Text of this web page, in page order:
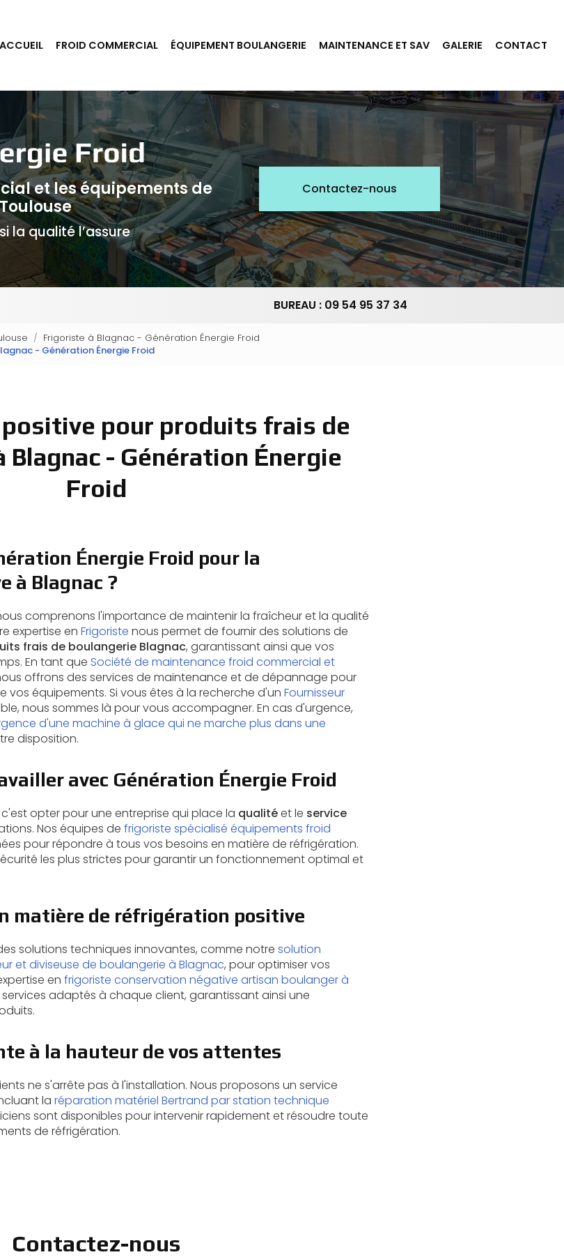
ACCUEIL FROID COMMERCIAL ÉQUIPEMENT BOULANGERIE MAINTENANCE ET SAV GALERIE CONTACT
et les équipements de
la qualité l’assure
Contactez-nous
BUREAU : 09 54 95 37 34
Frigoriste à Blagnac - Génération Énergie Froid
- Génération Énergie Froid
pour produits frais de
Blagnac - Génération Énergie
Froid
Énergie Froid pour la
à Blagnac ?
comprenons l'importance de maintenir la fraîcheur et la qualité
expertise en Frigoriste nous permet de fournir des solutions de
frais de boulangerie Blagnac, garantissant ainsi que vos
En tant que Société de maintenance froid commercial et
offrons des services de maintenance et de dépannage pour
équipements. Si vous êtes à la recherche d'un Fournisseur
nous sommes là pour vous accompagner. En cas d'urgence,
d'une machine à glace qui ne marche plus dans une
disposition.
avec Génération Énergie Froid
c'est opter pour une entreprise qui place la qualitéet le service
Nos équipes de frigoriste spécialisé équipements froid
pour répondre à tous vos besoins en matière de réfrigération.
les plus strictes pour garantir un fonctionnement optimal et
matière de réfrigération positive
solutions techniques innovantes, comme notre solution
et diviseuse de boulangerie à Blagnac, pour optimiser vos
en frigoriste conservation négative artisan boulanger à
adaptés à chaque client, garantissant ainsi une
à la hauteur de vos attentes
ne s'arrête pas à l'installation. Nous proposons un service
la réparation matériel Bertrand par station technique
sont disponibles pour intervenir rapidement et résoudre toute
de réfrigération.
Contactez-nous